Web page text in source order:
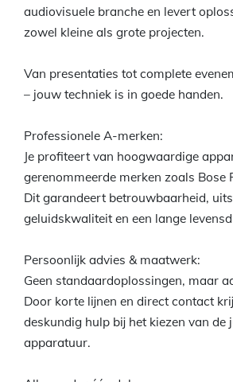
audiovisuele branche en levert
zowel kleine als grote projecten.
Van presentaties tot complete
– jouw techniek is in goede handen.
Professionele A-merken:
Je profiteert van hoogwaardige
gerenommeerde merken zoals Bose
Dit garandeert betrouwbaarheid,
geluidskwaliteit en een lange
Persoonlijk advies & maatwerk:
Geen standaardoplossingen, maar
Door korte lijnen en direct contact
deskundig hulp bij het kiezen van de
apparatuur.